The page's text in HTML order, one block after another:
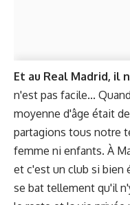
Et au Real Madrid, il
n'est pas facile...
moyenne d'âge était
partagions tous notre
femme ni enfants. À
et c'est un club si bien
se bat tellement qu'il